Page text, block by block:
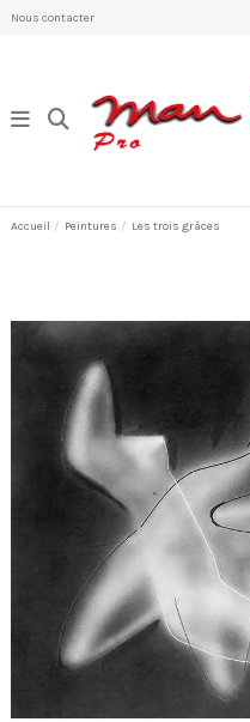
Nous contacter
Accueil Peintures Les trois grâces